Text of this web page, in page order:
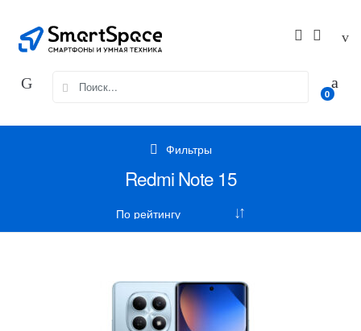
navigation
content
for:
0
Фильтры
Redmi Note 15